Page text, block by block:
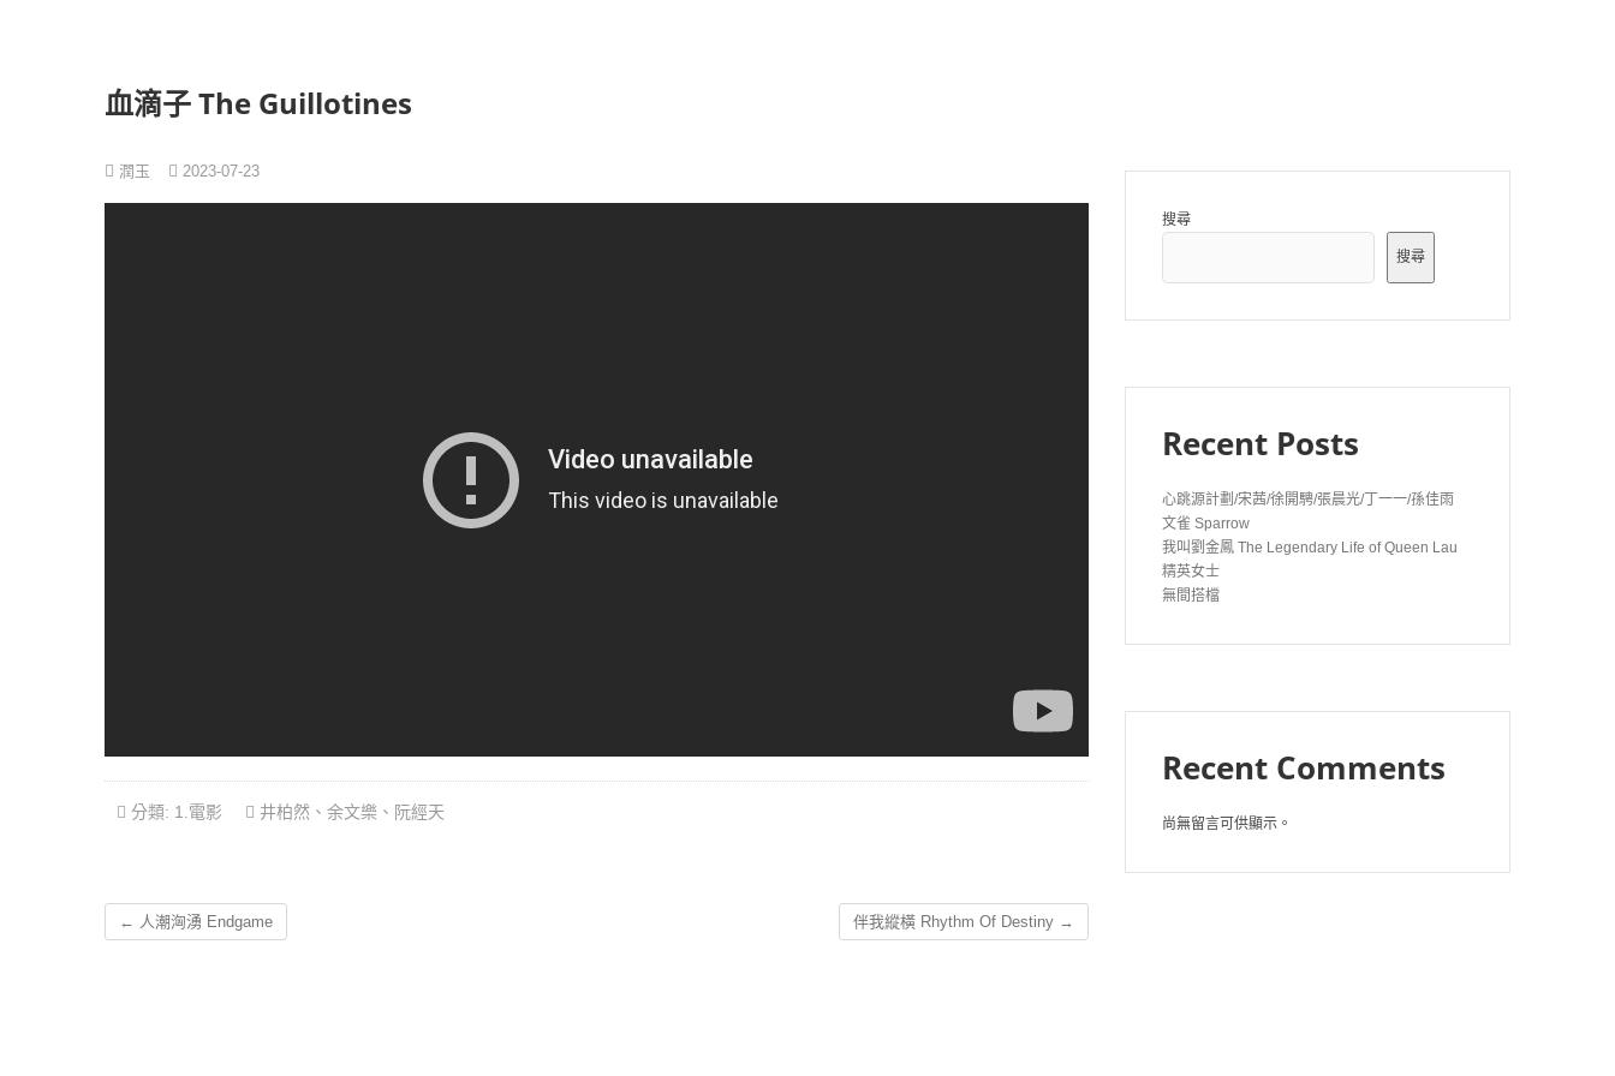
血滴子 The Guillotines
潤玉 2023-07-23
分類: 1.電影 井柏然 、 余文樂 、 阮經天
← 人潮洶湧 Endgame 伴我縱橫 Rhythm Of Destiny →
搜尋
搜尋
Recent Posts
心跳源計劃/宋茜/徐開騁/張晨光/丁一一/孫佳雨
文雀 Sparrow
我叫劉金鳳 The Legendary Life of Queen Lau
精英女士
無間搭檔
Recent Comments
尚無留言可供顯示。